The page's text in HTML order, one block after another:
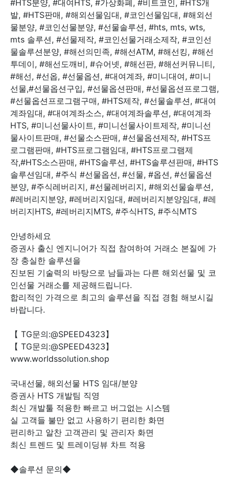
#HTS분양, #대여HTS, #가상화폐, #비트코인, #HTS개
발, #HTS판매, #해외선물임대, #코인선물임대, #해외선
물분양, #코인선물분양, #선물솔루션, #hts, mts, wts,
mts 솔루션, #선물제작, #코인선물거래소제작, #코인선
물솔루션분양, #해선의민족, #해선ATM, #해선킹, #해선
투데이, #해선도깨비, #슈어넷, #해선판, #해선커뮤니티,
#해선, #선옵, #선물옵션, #대여계좌, #미니대여, #미니
선물,#선물옵션구입, #선물옵션판매, #선물옵션프로그램,
#선물옵션프로그램구매, #HTS제작, #선물솔루션, #대여
계좌임대, #대여계좌소스, #대여계좌솔루션, #대여계좌
HTS, #미니선물사이트, #미니선물사이트제작, #미니선
물사이트판매, #선물소스판매, #선물옵션제작, #HTS프
로그램판매, #HTS프로그램임대, #HTS프로그램제
작,#HTS소스판매, #HTS솔루션, #HTS솔루션판매, #HTS
솔루션임대, #주식 #선물옵션, #선물, #옵션, #선물옵션
분양, #주식레버리지, #선물레버리지, #해외선물솔루션,
#레버리지분양, #레버리지임대, #레버리지분양임대, #레
버리지HTS, #레버리지MTS, #주식HTS, #주식MTS
안녕하세요
증권사 출신 엔지니어가 직접 참여하여 거래소 본질에 가
장 충실한 솔루션을
진보된 기술력의 바탕으로 남들과는 다른 해외선물 및 코
인선물 거래소를 제공해드립니다.
합리적인 가격으로 최고의 솔루션을 직접 경험 해보시길
바랍니다.
【 TG문의:@SPEED4323】
【 TG문의:@SPEED4323】
www.worldssolution.shop
국내선물, 해외선물 HTS 임대/분양
증권사 HTS 개발팀 직영
최신 개발툴 적용한 빠르고 버그없는 시스템
실 고객들 불만 없고 사용하기 편리한 화면
편리하고 알찬 고객관리 및 관리자 화면
최신 트렌드 및 트레이딩뷰 차트 적용
◆솔루션 문의◆